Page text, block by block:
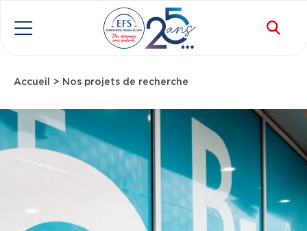
Aller au contenu principal
Fil d'Ariane
Accueil Nos projets de recherche